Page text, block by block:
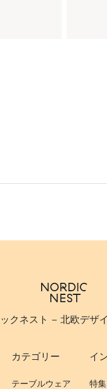
クネスト - 北欧デザ
カテゴリー
テーブルウェア
イ
特集